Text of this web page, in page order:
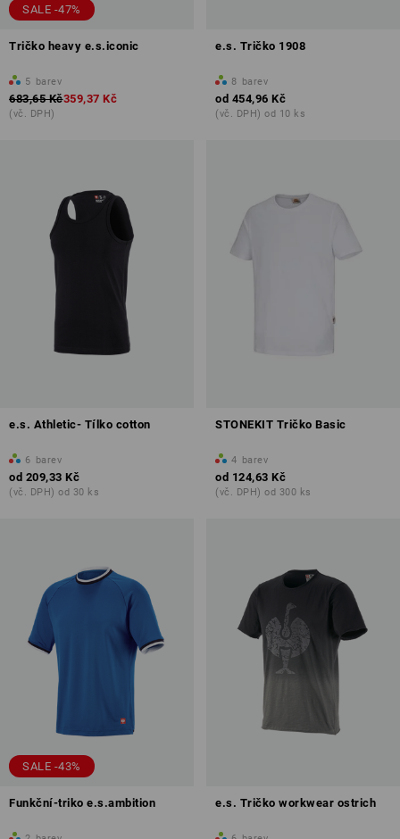
SALE -47%
Tričko heavy e.s.iconic
5 barev
683,65 Kč359,37 Kč
(vč. DPH)
e.s. Tričko 1908
8 barev
od 454,96 Kč
(vč. DPH) od 10 ks
e.s. Athletic- Tílko cotton
6 barev
od 209,33 Kč
(vč. DPH) od 30 ks
STONEKIT Tričko Basic
4 barev
od 124,63 Kč
(vč. DPH) od 300 ks
SALE -43%
Funkční-triko e.s.ambition e.s. Tričko workwear ostrich